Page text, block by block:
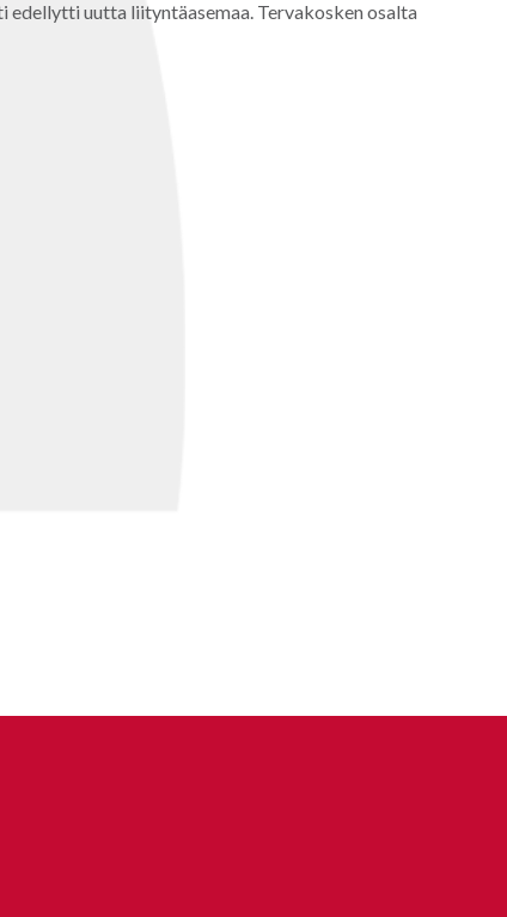
uutta liityntäasemaa. Tervakosken osalta